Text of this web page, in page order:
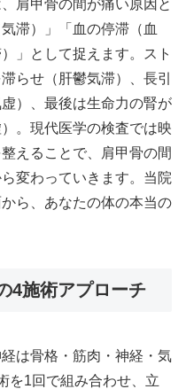
肩甲骨の間が痛い原因と
滞）」「血の停滞（血
」として捉えます。スト
らせ（肝鬱気滞）、長引
）、最後は生命力の腎が
。現代医学の検査では映
えることで、肩甲骨の間
変わっていきます。当院
ら、あなたの体の本当の
4施術アプローチ
は骨格・筋肉・神経・気
を1回で組み合わせ、立